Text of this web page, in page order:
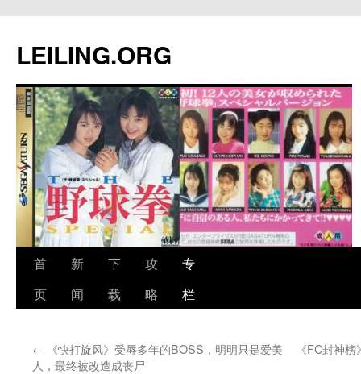
文
LEILING.ORG
首
页
新
闻
下
载
攻
略
专
栏
← 《快打旋风》受辱多年的BOSS，明明只是爱美
人，最终被改造成丧尸
《FC封神